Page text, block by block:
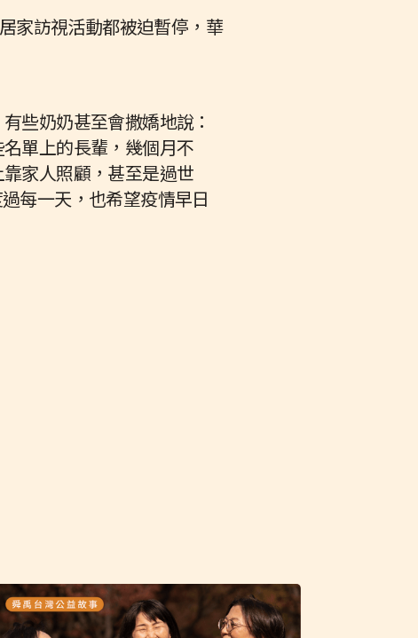
家訪視活動都被迫暫停，華
些奶奶甚至會撒嬌地說：
單上的長輩，幾個月不
家人照顧，甚至是過世
每一天，也希望疫情早日